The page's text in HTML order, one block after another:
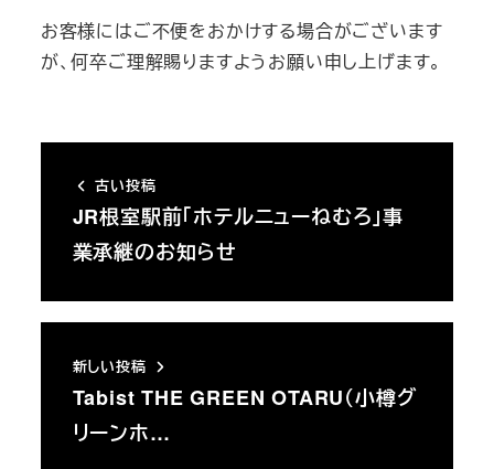
お客様にはご不便をおかけする場合がございます
が、何卒ご理解賜りますようお願い申し上げます。
古い投稿
JR根室駅前「ホテルニューねむろ」事
業承継のお知らせ
新しい投稿
Tabist THE GREEN OTARU（小樽グ
リーンホ…